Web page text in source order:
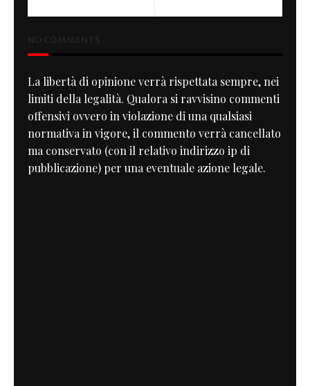
La libertà di opinione verrà rispettata sempre, nei
limiti della legalità. Qualora si ravvisino commenti
offensivi ovvero in violazione di una qualsiasi
normativa in vigore, il commento verrà cancellato
ma conservato (con il relativo indirizzo ip di
pubblicazione) per una eventuale azione legale.